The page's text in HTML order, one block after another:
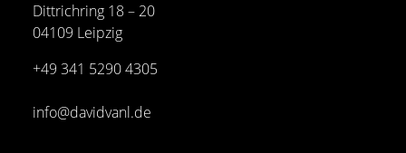
Dittrichring 18 – 20
04109 Leipzig
+49 341 5290 4305
info@davidvanl.de